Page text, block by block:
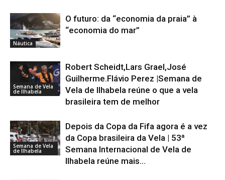
Náutica
O futuro: da “economia da praia” à
“economia do mar”
Semana de Vela
de Ilhabela
Robert Scheidt,Lars Grael,José
Guilherme.Flávio Perez |Semana de
Vela de Ilhabela reúne o que a vela
brasileira tem de melhor
Semana de Vela
de Ilhabela
Depois da Copa da Fifa agora é a vez
da Copa brasileira da Vela | 53ª
Semana Internacional de Vela de
Ilhabela reúne mais...